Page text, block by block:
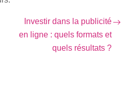
Investir dans la publicité
en ligne : quels formats et
quels résultats ?